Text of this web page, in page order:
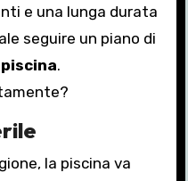
e una lunga durata
seguire un piano di
.
la piscina va